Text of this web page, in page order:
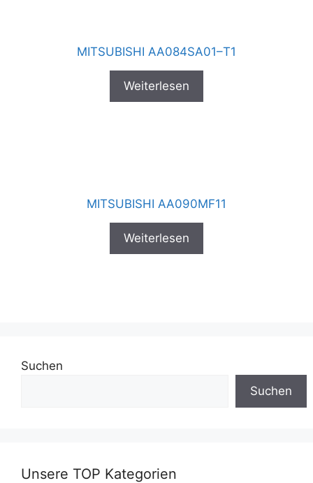
MITSUBISHI AA084SA01–T1
Weiterlesen
MITSUBISHI AA090MF11
Weiterlesen
Suchen
Suchen
Unsere TOP Kategorien